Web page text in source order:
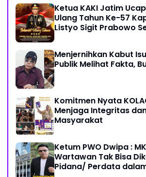
Ketua KAKI Jatim
Ulang Tahun Ke-57
Listyo Sigit Prabowo
Menjernihkan Kabut
Publik Melihat Fakta,
Komitmen Nyata
Menjaga Integritas
Masyarakat
Ketum PWO Dwipa :
Wartawan Tak Bisa
Pidana/ Perdata